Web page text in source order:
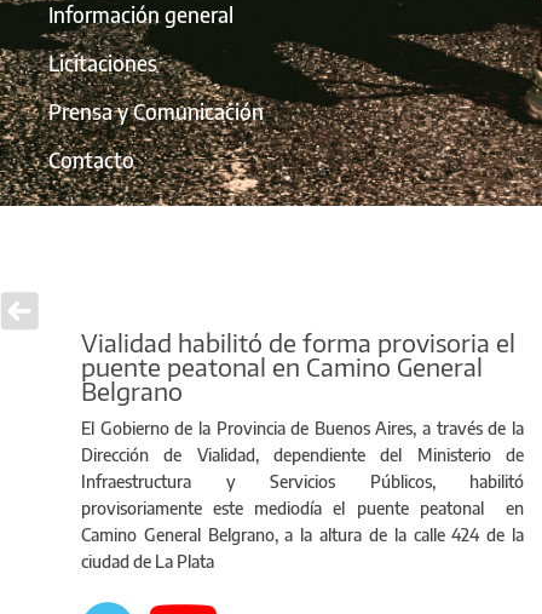
Información general
Licitaciones
Prensa y Comunicación
Contacto
Vialidad habilitó de forma provisoria el
puente peatonal en Camino General
Belgrano
El Gobierno de la Provincia de Buenos Aires, a través de la
Dirección de Vialidad, dependiente del Ministerio de
Infraestructura y Servicios Públicos, habilitó
provisoriamente este mediodía el puente peatonal en
Camino General Belgrano, a la altura de la calle 424 de la
ciudad de La Plata